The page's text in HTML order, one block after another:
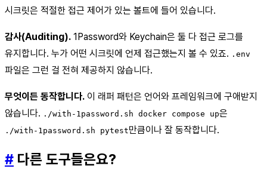
시크릿은 적절한 접근 제어가 있는 볼트에 들어 있습니다.
감사(Auditing). 1Password와 Keychain은 둘 다 접근 로그를
유지합니다. 누가 어떤 시크릿에 언제 접근했는지 볼 수 있죠. .env
파일은 그런 걸 전혀 제공하지 않습니다.
무엇이든 동작합니다. 이 래퍼 패턴은 언어와 프레임워크에 구애받지
않습니다. ./with-1password.sh docker compose up은
./with-1password.sh pytest만큼이나 잘 동작합니다.
# 다른 도구들은요?